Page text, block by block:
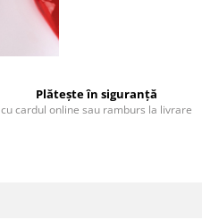
Plătește în siguranță
cu cardul online sau ramburs la livrare